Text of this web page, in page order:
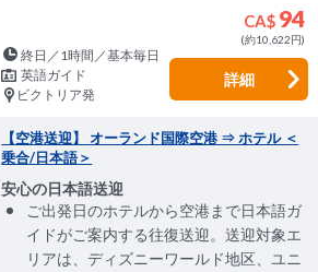
CA$ 94
(約10,622円)
終日／1時間／基本毎日
英語ガイド
ビクトリア発
詳細
【空港送迎】 オーランド国際空港 ⇒ ホテル ＜
乗合/日本語＞
安心の日本語送迎
ご出発日のホテルから空港まで日本語ガ
イドがご案内する往復送迎。送迎対象エ
リアは、ディズニーワールド地区、ユニ